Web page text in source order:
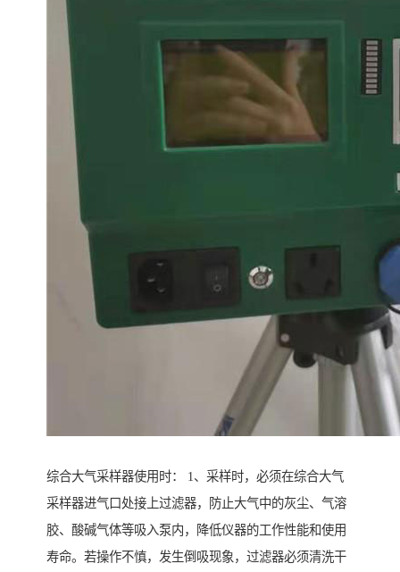
综合大气采样器使用时： 1、采样时，必须在综合大气
采样器进气口处接上过滤器，防止大气中的灰尘、气溶
胶、酸碱气体等吸入泵内，降低仪器的工作性能和使用
寿命。若操作不慎，发生倒吸现象，过滤器必须清洗干